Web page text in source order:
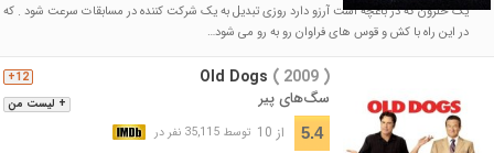
یک حلزون که در باغچه‌ است آرزو دارد روزی تبدیل به یک شرکت کننده در مسابقات سرعت شود . که
در این راه با کش و قوس های فراوان رو به رو می شود…
+ لیست من
12+ Old Dogs ( 2009 )
سگ‌های پیر
5.4 از 10 توسط 35,115 نفر در